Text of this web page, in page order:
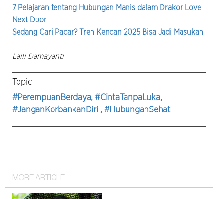
7 Pelajaran tentang Hubungan Manis dalam Drakor Love
Next Door
Sedang Cari Pacar? Tren Kencan 2025 Bisa Jadi Masukan
Laili Damayanti
Topic
#PerempuanBerdaya, #CintaTanpaLuka,
#JanganKorbankanDiri , #HubunganSehat
MORE ARTICLE